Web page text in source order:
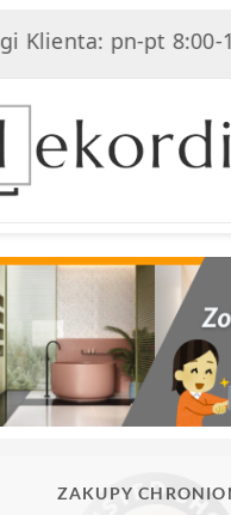
pn-pt 8:00-
ZAKUPY